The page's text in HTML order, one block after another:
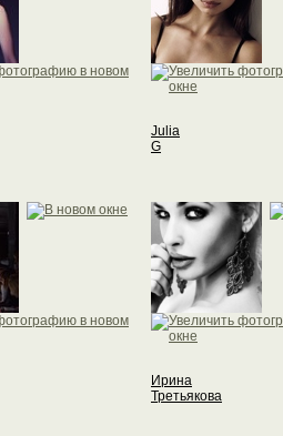
Julia
G
Ирина
Третьякова